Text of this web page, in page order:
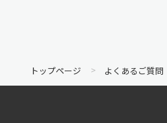
トップページ よくあるご質問